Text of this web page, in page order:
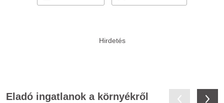
Eladó ingatlanok a környékről